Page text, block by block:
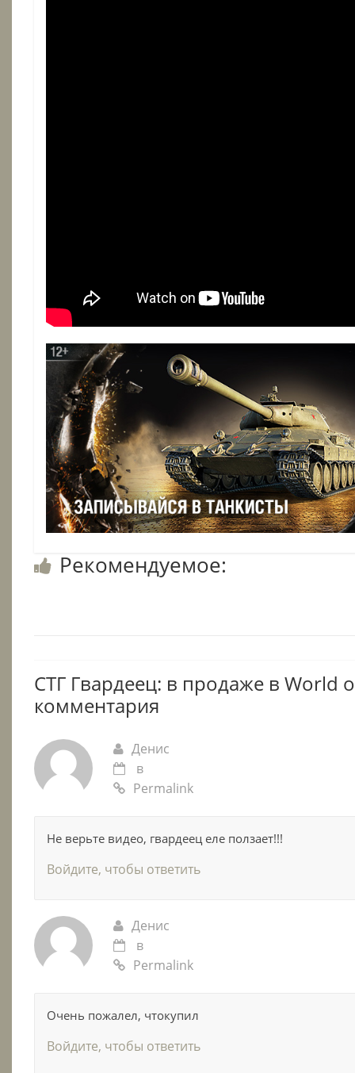
Рекомендуемое:
СТГ Гвардеец: в продаже в World
комментария
Денис
в
Permalink
Не верьте видео, гвардеец еле ползает!!!
Войдите, чтобы ответить
Денис
в
Permalink
Очень пожалел, чтокупил
Войдите, чтобы ответить